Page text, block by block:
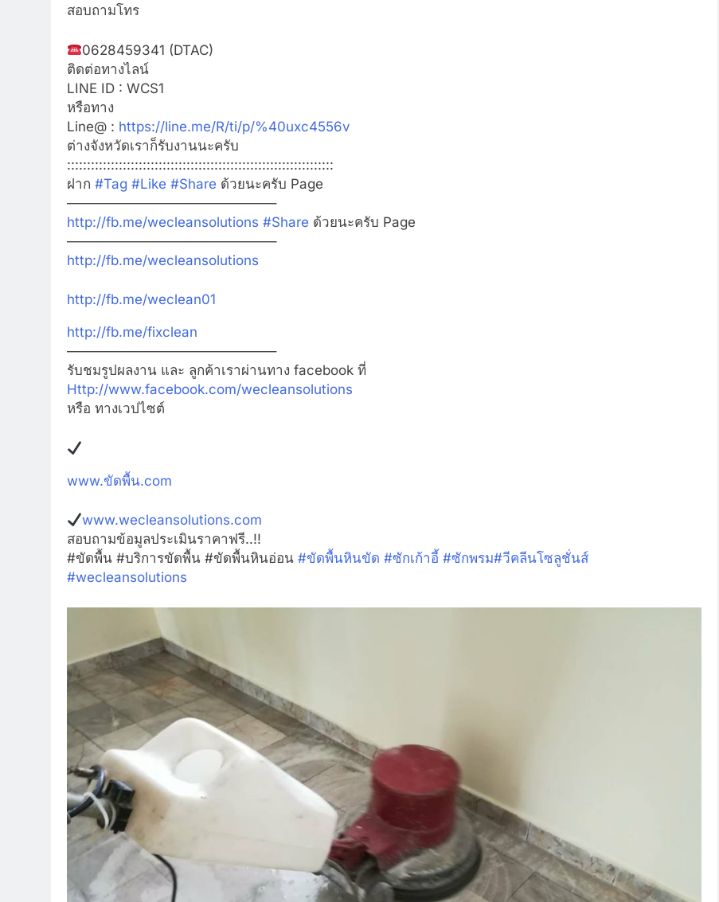
สอบถามโทร
0628459341 (DTAC)
ติดต่อทางไลน์
LINE ID : WCS1
หรือทาง
Line@ : https://line.me/R/ti/p/%40uxc4556v
ต่างจังหวัดเราก็รับงานนะครับ
:::::::::::::::::::::::::::::::::::::::::::::::::::::::::::::::::::
ฝาก #Tag #Like #Share ด้วยนะครับ Page
———————————————–
http://fb.me/wecleansolutions #Share ด้วยนะครับ Page
———————————————–
http://fb.me/wecleansolutions
http://fb.me/weclean01
http://fb.me/fixclean
———————————————–
รับชมรูปผลงาน และ ลูกค้าเราผ่านทาง facebook ที่
Http://www.facebook.com/wecleansolutions
หรือ ทางเวปไซต์
www.ขัดพื้น.com
www.wecleansolutions.com
สอบถามข้อมูลประเมินราคาฟรี..!!
#ขัดพื้น #บริการขัดพื้น #ขัดพื้นหินอ่อน #ขัดพื้นหินขัด #ซักเก้าอี้ #ซักพรม#วีคลีนโซลูชั่นส์
#wecleansolutions